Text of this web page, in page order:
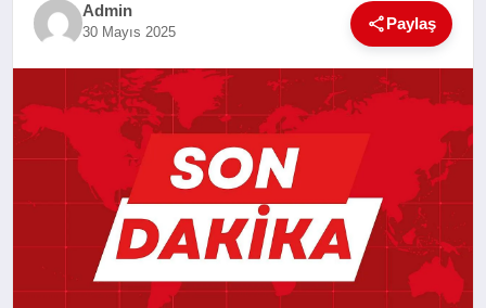
SANAT
Admin
30 Mayıs 2025 Paylaş